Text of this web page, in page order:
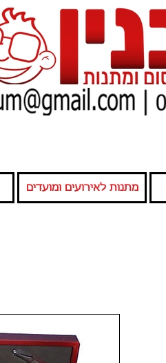
מתנות לאירועים ומועדים